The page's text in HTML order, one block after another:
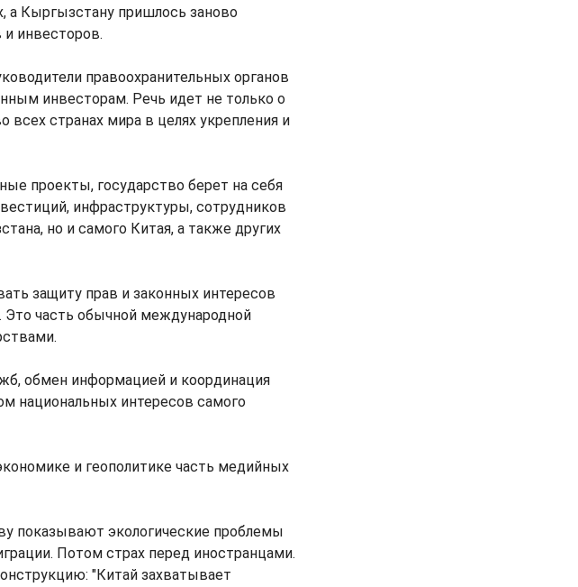
а Кыргызстану пришлось заново
инвесторов.
правоохранительных органов
инвесторам. Речь идет не только о
странах мира в целях укрепления и
проекты, государство берет на себя
инфраструктуры, сотрудников
но и самого Китая, а также других
защиту прав и законных интересов
Это часть обычной международной
обмен информацией и координация
национальных интересов самого
и геополитике часть медийных
показывают экологические проблемы
Потом страх перед иностранцами.
"Китай захватывает